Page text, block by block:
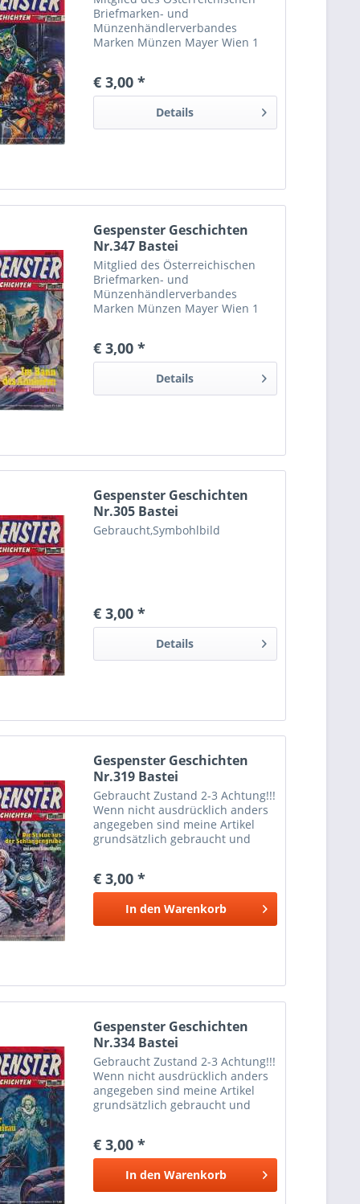
Briefmarken- und
Münzenhändlerverbandes
Marken Münzen Mayer Wien 1
Europäische Kommission hat eine
Europäische Online-
Streitbeilegungsplattform (OS-
Plattform)...
€ 3,00 *
Details
Gespenster Geschichten
Nr.347 Bastei
Mitglied des Österreichischen
Briefmarken- und
Münzenhändlerverbandes
Marken Münzen Mayer Wien 1
Europäische Kommission hat eine
Europäische Online-
Streitbeilegungsplattform (OS-
Plattform)...
€ 3,00 *
Details
Gespenster Geschichten
Nr.305 Bastei
Gebraucht,Symbohlbild
€ 3,00 *
Details
Gespenster Geschichten
Nr.319 Bastei
Gebraucht Zustand 2-3 Achtung!!!
Wenn nicht ausdrücklich anders
angegeben sind meine Artikel
grundsätzlich gebraucht und
Trotzdem bin ich ständig bemüht
die Artikel nach bestem Wissen
€ 3,00 *
In den Warenkorb
Gespenster Geschichten
Nr.334 Bastei
Gebraucht Zustand 2-3 Achtung!!!
Wenn nicht ausdrücklich anders
angegeben sind meine Artikel
grundsätzlich gebraucht und
Trotzdem bin ich ständig bemüht
die Artikel nach bestem Wissen
€ 3,00 *
In den Warenkorb